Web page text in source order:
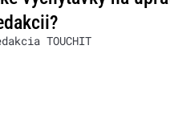
TOUCHIT